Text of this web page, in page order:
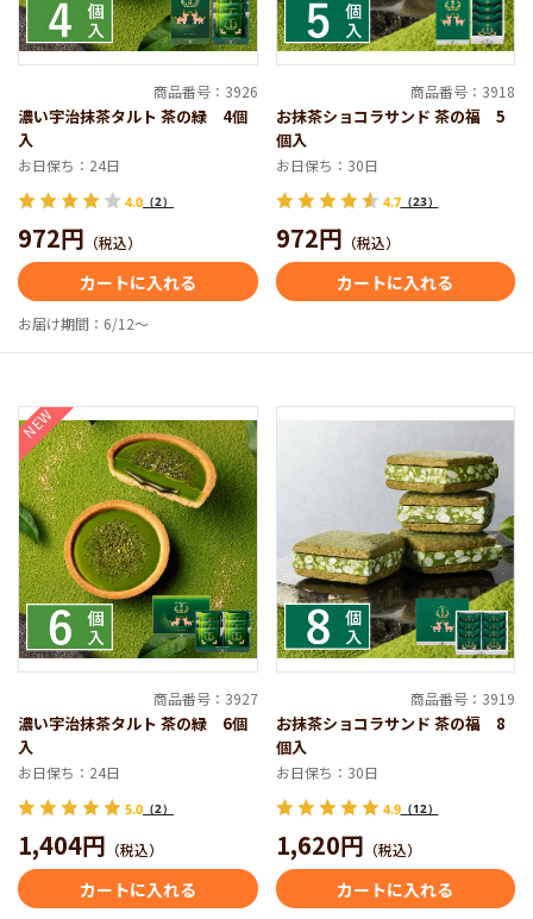
商品番号：3926
濃い宇治抹茶タルト 茶の緑 4個
入
お日保ち：24日
4.0 （2）
972円 （税込）
カートに入れる
お届け期間：6/12～
商品番号：3918
お抹茶ショコラサンド 茶の福 5
個入
お日保ち：30日
4.7（23）
972円 （税込）
カートに入れる
NEW
商品番号：3927
濃い宇治抹茶タルト 茶の緑 6個
入
お日保ち：24日
5.0 （2）
1,404円 （税込）
カートに入れる
商品番号：3919
お抹茶ショコラサンド 茶の福 8
個入
お日保ち：30日
4.9（12）
1,620円 （税込）
カートに入れる